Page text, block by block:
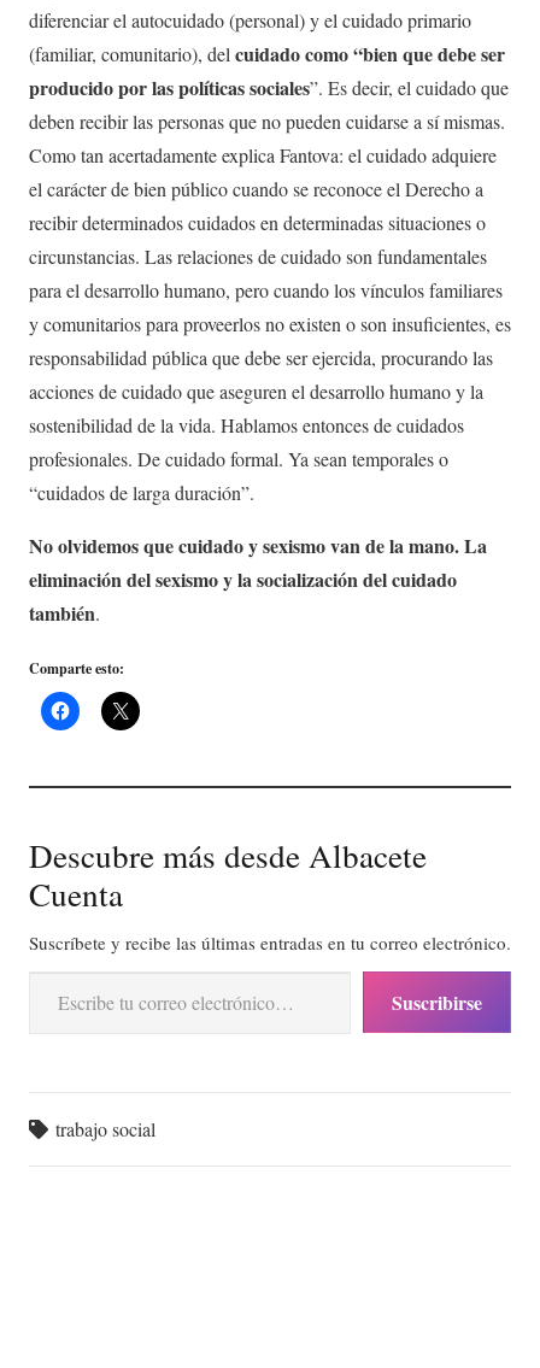
diferenciar el autocuidado (personal) y el cuidado primario
(familiar, comunitario), del cuidado como “bien que debe ser
producido por las políticas sociales”. Es decir, el cuidado que
deben recibir las personas que no pueden cuidarse a sí mismas.
Como tan acertadamente explica Fantova: el cuidado adquiere
el carácter de bien público cuando se reconoce el Derecho a
recibir determinados cuidados en determinadas situaciones o
circunstancias. Las relaciones de cuidado son fundamentales
para el desarrollo humano, pero cuando los vínculos familiares
y comunitarios para proveerlos no existen o son insuficientes, es
responsabilidad pública que debe ser ejercida, procurando las
acciones de cuidado que aseguren el desarrollo humano y la
sostenibilidad de la vida. Hablamos entonces de cuidados
profesionales. De cuidado formal. Ya sean temporales o
“cuidados de larga duración”.
No olvidemos que cuidado y sexismo van de la mano. La
eliminación del sexismo y la socialización del cuidado
también.
Comparte esto:
Descubre más desde Albacete
Cuenta
Suscríbete y recibe las últimas entradas en tu correo electrónico.
Escribe tu correo electrónico…
Suscribirse
trabajo social